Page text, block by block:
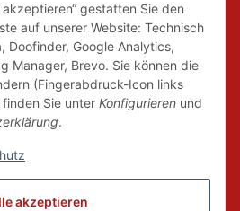
akzeptieren
gestatten Sie den
auf unserer Website: Technisch
Doofinder, Google Analytics,
Manager, Brevo. Sie können die
(Fingerabdruck-Icon links
Sie unter Konfigurieren und
.
und erfüllen unsere
Systembeteiligung nach dem
Mitglied der Initiative